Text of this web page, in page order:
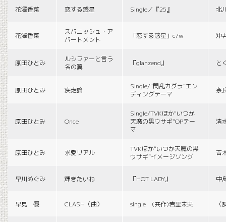
花澤香菜 恋する惑星 Single／『25』 北
花澤香菜
スパニッシュ・ア
パートメント
「恋する惑星」c/w 沖
原田ひとみ
ルシファーと言う
名の翼
『glanzend』 と
原田ひとみ 疾走論
Single/“閃乱カグラ”エン
ディングテーマ
奈
原田ひとみ Once
Single/TVKほか“いつか
天魔の黒ウサギ”OPテー
マ
清
原田ひとみ 求愛リアル
TVKほか“いつか天魔の黒
ウサギ”イメージソング
吉
早川めぐみ 輝きたいね 『HOT LADY』 中
早見 優 CLASH（曲） single (共作)岩里未央